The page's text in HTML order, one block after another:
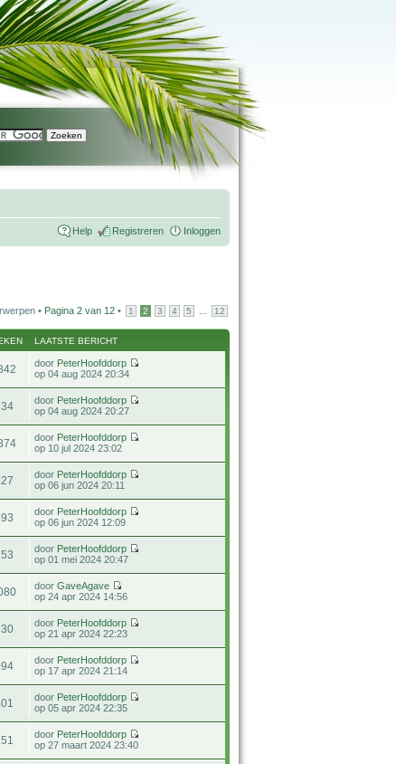
Help Registreren Inloggen
• Pagina 2 van 12 • 1 2 3 4 5 12
LAATSTE BERICHT
door PeterHoofddorp
op 04 aug 2024 20:34
door PeterHoofddorp
op 04 aug 2024 20:27
door PeterHoofddorp
op 10 jul 2024 23:02
door PeterHoofddorp
op 06 jun 2024 20:11
door PeterHoofddorp
op 06 jun 2024 12:09
door PeterHoofddorp
op 01 mei 2024 20:47
doorGaveAgave
op 24 apr 2024 14:56
door PeterHoofddorp
op 21 apr 2024 22:23
door PeterHoofddorp
op 17 apr 2024 21:14
door PeterHoofddorp
op 05 apr 2024 22:35
door PeterHoofddorp
op 27 maart 2024 23:40